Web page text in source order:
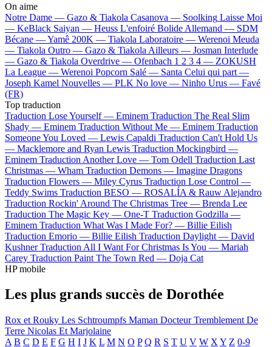
On aime
Notre Dame — Gazo & Tiakola Casanova — Soolking Laisse Moi
— KeBlack Saiyan — Heuss L'enfoiré Bolide Allemand — SDM
Bécane —Yamê 200K — Tiakola Laboratoire — Werenoi Meuda
— Tiakola Outro — Gazo & Tiakola Ailleurs — Josman Interlude
— Gazo & Tiakola Overdrive — Ofenbach 1 2 3 4 — ZOKUSH
La League — Werenoi Popcorn Salé — Santa Celui qui part —
Joseph Kamel Nouvelles — PLK No love — Ninho Urus — Favé
(FR)
Top traduction
Traduction Lose Yourself — Eminem Traduction The Real Slim
Shady — Eminem Traduction Without Me — Eminem Traduction
Someone You Loved — Lewis Capaldi Traduction Can't Hold Us
— Macklemore and Ryan Lewis Traduction Mockingbird —
Eminem Traduction Another Love — Tom Odell Traduction Last
Christmas — Wham Traduction Demons — Imagine Dragons
Traduction Flowers — Miley Cyrus Traduction Lose Control —
Teddy Swims Traduction BESO — ROSALÍA & Rauw Alejandro
Traduction Rockin' Around The Christmas Tree — Brenda Lee
Traduction The Magic Key — One-T Traduction Godzilla —
Eminem Traduction What Was I Made For? — Billie Eilish
Traduction Emorio — Billie Eilish Traduction Daylight — David
Kushner Traduction All I Want For Christmas Is You — Mariah
Carey Traduction Paint The Town Red — Doja Cat
HP mobile
Les plus grands succès de Dorothée
Rox et Rouky Les Schtroumpfs Maman DocteurTremblement De
Terre Nicolas Et Marjolaine
A B C D E F G H I J K L M N O P Q R S T U V W X Y Z 0-9